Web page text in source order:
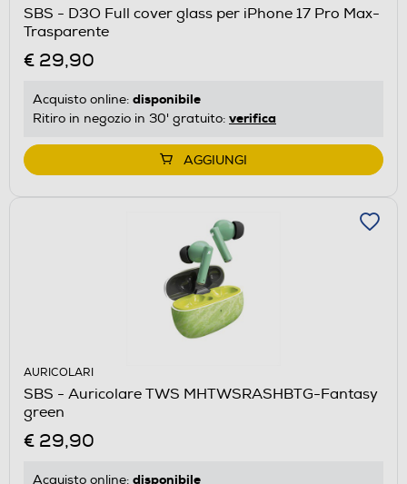
SBS - D3O Full cover glass per iPhone 17 Pro Max-
Trasparente
€ 29,90
Acquisto online: disponibile
Ritiro in negozio in 30' gratuito: verifica
AGGIUNGI
AURICOLARI
SBS - Auricolare TWS MHTWSRASHBTG-Fantasy
green
€ 29,90
Acquisto online: disponibile